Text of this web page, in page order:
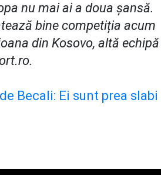
nu mai ai a doua șansă.
bine competiția acum
din Kosovo, altă echipă
Becali: Ei sunt prea slabi